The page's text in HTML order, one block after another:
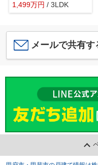
1,499万円 / 3LDK
メールで共有す